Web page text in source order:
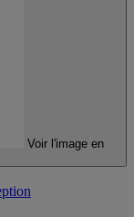
Voir l'image en